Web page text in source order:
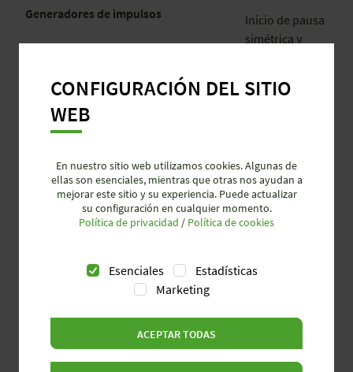
Generadores de impulsos
Inicio de pausa
simétrica y
simétrico y
cíclica de
señales
Retraso de
salida de pulso,
(flanco
relés
CONFIGURACIÓN DEL SITIO
WEB
En nuestro sitio web utilizamos cookies. Algunas de
ellas son esenciales, mientras que otras nos ayudan a
mejorar este sitio y su experiencia. Puede actualizar
su configuración en cualquier momento.
Política de privacidad / Política de cookies
Esenciales
Estadísticas
Marketing
ACEPTAR TODAS